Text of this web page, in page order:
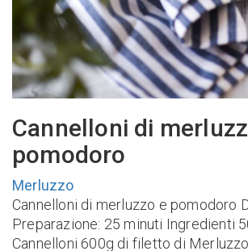
Cannelloni di
pomodoro
Merluzzo
Cannelloni di merluzzo e pomodoro
Preparazione: 25 minuti Ingredienti
Cannelloni 600g di filetto di